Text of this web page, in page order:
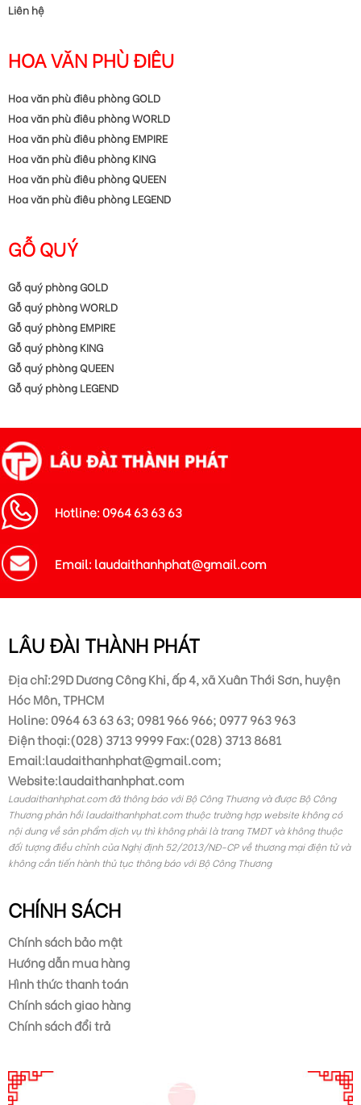
Liên hệ
HOA VĂN PHÙ ĐIÊU
Hoa văn phù điêu phòng GOLD
Hoa văn phù điêu phòng WORLD
Hoa văn phù điêu phòng EMPIRE
Hoa văn phù điêu phòng KING
Hoa văn phù điêu phòng QUEEN
Hoa văn phù điêu phòng LEGEND
GỖ QUÝ
Gỗ quý phòng GOLD
Gỗ quý phòng WORLD
Gỗ quý phòng EMPIRE
Gỗ quý phòng KING
Gỗ quý phòng QUEEN
Gỗ quý phòng LEGEND
Hotline: 0964 63 63 63
Email: laudaithanhphat@gmail.com
LÂU ĐÀI THÀNH PHÁT
Địa chỉ:29D Dương Công Khi, ấp 4, xã Xuân Thới Sơn, huyện
Hóc Môn, TPHCM
Holine: 0964 63 63 63; 0981 966 966; 0977 963 963
Điện thoại:(028) 3713 9999 Fax:(028) 3713 8681
Email:laudaithanhphat@gmail.com;
Website:laudaithanhphat.com
Laudaithanhphat.com đã thông báo với Bộ Công Thương và được Bộ Công
Thương phản hồi laudaithanhphat.com thuộc trường hợp website không có
nội dung về sản phẩm dịch vụ thì không phải là trang TMĐT và không thuộc
đối tượng điều chỉnh của Nghị định 52/2013/NĐ-CP về thương mại điện tử và
không cần tiến hành thủ tục thông báo với Bộ Công Thương
CHÍNH SÁCH
Chính sách bảo mật
Hướng dẫn mua hàng
Hình thức thanh toán
Chính sách giao hàng
Chính sách đổi trả